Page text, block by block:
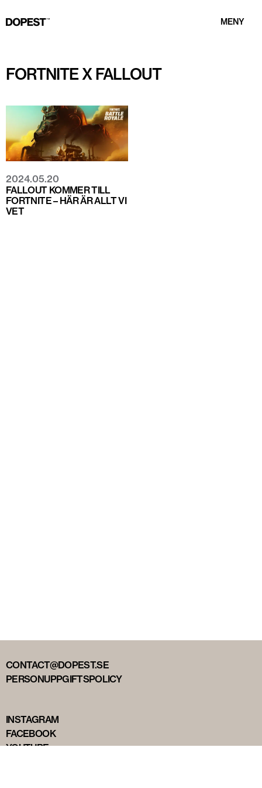
MENY
FORTNITE X FALLOUT
2024.05.20
FALLOUT KOMMER TILL
FORTNITE – HÄR ÄR ALLT VI
VET
CONTACT@DOPEST.SE
PERSONUPPGIFTSPOLICY
INSTAGRAM
FACEBOOK
YOUTUBE